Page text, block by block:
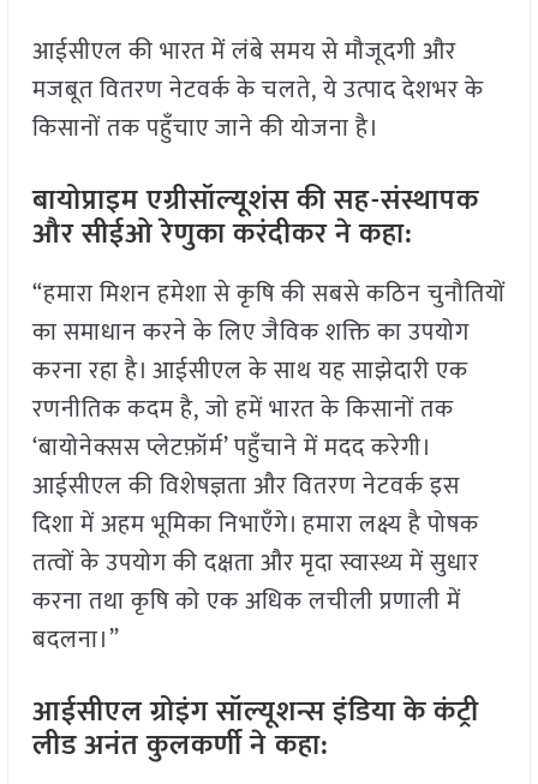
आईसीएल की भारत में लंबे समय से मौजूदगी और
मजबूत वितरण नेटवर्क के चलते, ये उत्पाद देशभर के
किसानों तक पहुँचाए जाने की योजना है।
बायोप्राइम एग्रीसॉल्यूशंस की सह-संस्थापक
और सीईओ रेणुका करंदीकर ने कहा:
“हमारा मिशन हमेशा से कृषि की सबसे कठिन चुनौतियों
का समाधान करने के लिए जैविक शक्ति का उपयोग
करना रहा है। आईसीएल के साथ यह साझेदारी एक
रणनीतिक कदम है, जो हमें भारत के किसानों तक
‘बायोनेक्सस प्लेटफ़ॉर्म’ पहुँचाने में मदद करेगी।
आईसीएल की विशेषज्ञता और वितरण नेटवर्क इस
दिशा में अहम भूमिका निभाएँगे। हमारा लक्ष्य है पोषक
तत्वों के उपयोग की दक्षता और मृदा स्वास्थ्य में सुधार
करना तथा कृषि को एक अधिक लचीली प्रणाली में
बदलना।”
आईसीएल ग्रोइंग सॉल्यूशन्स इंडिया के कंट्री
लीड अनंत कुलकर्णी नेकहा: